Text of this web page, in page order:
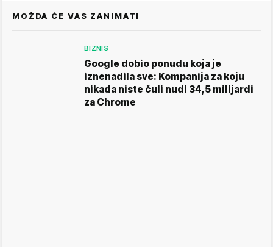
MOŽDA ĆE VAS ZANIMATI
BIZNIS
Google dobio ponudu koja je
iznenadila sve: Kompanija za koju
nikada niste čuli nudi 34,5 milijardi
za Chrome